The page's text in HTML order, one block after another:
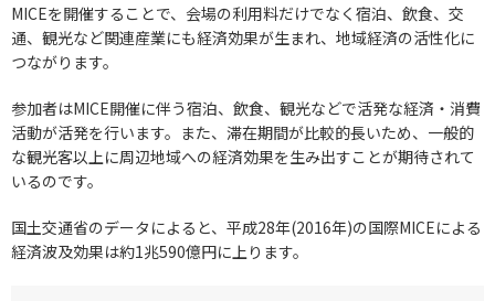
MICEを開催することで、会場の利用料だけでなく宿泊、飲食、交
通、観光など関連産業にも経済効果が生まれ、地域経済の活性化に
つながります。
参加者はMICE開催に伴う宿泊、飲食、観光などで活発な経済・消費
活動が活発を行います。また、滞在期間が比較的長いため、一般的
な観光客以上に周辺地域への経済効果を生み出すことが期待されて
いるのです。
国土交通省のデータによると、平成28年(2016年)の国際MICEによる
経済波及効果は約1兆590億円に上ります。